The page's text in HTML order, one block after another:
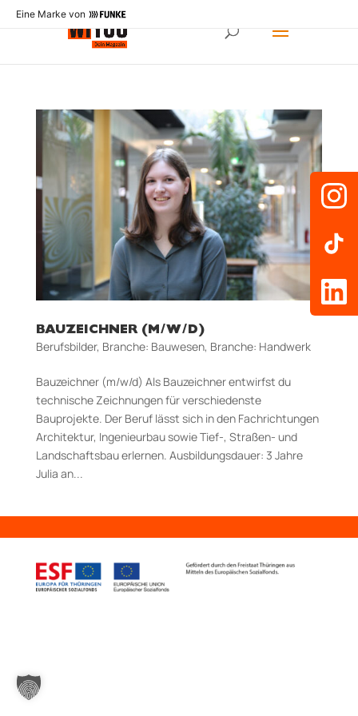
Eine Marke von
BAUZEICHNER (M/W/D)
Berufsbilder, Branche: Bauwesen, Branche: Handwerk
Bauzeichner (m/w/d) Als Bauzeichner entwirfst du
technische Zeichnungen für verschiedenste
Bauprojekte. Der Beruf lässt sich in den Fachrichtungen
Architektur, Ingenieurbau sowie Tief-, Straßen- und
Landschaftsbau erlernen. Aus­bildungs­dauer: 3 Jahre
Julia an...